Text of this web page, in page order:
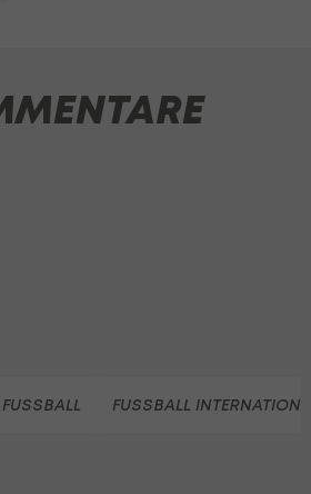
FUSSBALL FUSSBALL